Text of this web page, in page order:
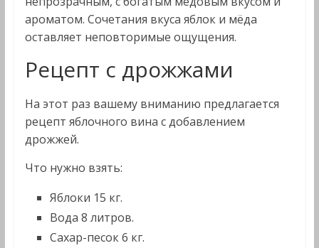
ароматом. Сочетания вкуса яблок и мёда
оставляет неповторимые ощущения.
Рецепт с дрожжами
На этот раз вашему вниманию предлагается
рецепт яблочного вина с добавлением
дрожжей.
Что нужно взять:
Яблоки 15 кг.
Вода 8 литров.
Сахар-песок 6 кг.